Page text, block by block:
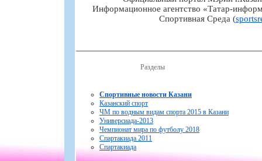
Информационное агентство «Татар-
Спортивная Среда (
Разделы
Спортивные новости Казани
Казанский спорт
ЧМ по водным видам спорта 2015 в Казани
Универсиада-2013
Чемпионат мира по футболу 2018
Спартакиада 2011
Спартакиада